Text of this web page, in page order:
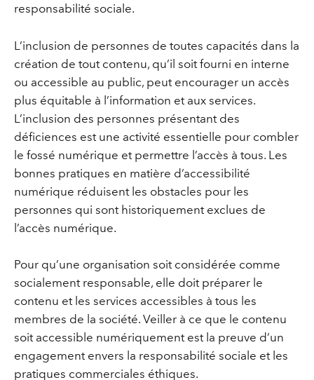
responsabilité sociale.
L’inclusion de personnes de toutes capacités dans la
création de tout contenu, qu’il soit fourni en interne
ou accessible au public, peut encourager un accès
plus équitable à l’information et aux services.
L’inclusion des personnes présentant des
déficiences est une activité essentielle pour combler
le fossé numérique et permettre l’accès à tous. Les
bonnes pratiques en matière d’accessibilité
numérique réduisent les obstacles pour les
personnes qui sont historiquement exclues de
l’accès numérique.
Pour qu’une organisation soit considérée comme
socialement responsable, elle doit préparer le
contenu et les services accessibles à tous les
membres de la société. Veiller à ce que le contenu
soit accessible numériquement est la preuve d’un
engagement envers la responsabilité sociale et les
pratiques commerciales éthiques.